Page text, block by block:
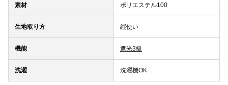
素材 ポリエステル100
生地取り方 縦使い
機能 遮光3級
洗濯 洗濯機OK